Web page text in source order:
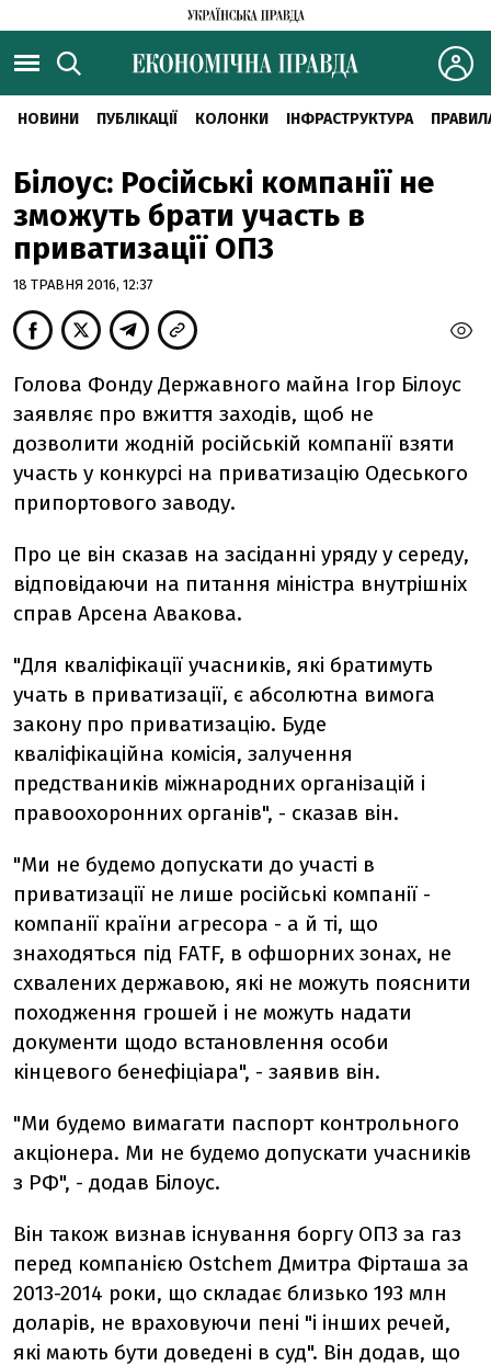
НОВИНИ ПУБЛІКАЦІЇ КОЛОНКИ ІНФРАСТРУКТУРА
Білоус: Російські компанії не
зможуть брати участь в
приватизації ОПЗ
18 ТРАВНЯ 2016, 12:37
Голова Фонду Державного майна Ігор Білоус
заявляє про вжиття заходів, щоб не
дозволити жодній російській компанії взяти
участь у конкурсі на приватизацію Одеського
припортового заводу.
Про це він сказав на засіданні уряду у середу,
відповідаючи на питання міністра внутрішніх
справ Арсена Авакова.
"Для кваліфікації учасників, які братимуть
учать в приватизації, є абсолютна вимога
закону про приватизацію. Буде
кваліфікаційна комісія, залучення
предстваників міжнародних організацій і
правоохоронних органів", - сказав він.
"Ми не будемо допускати до участі в
приватизації не лише російські компанії -
компанії країни агресора - а й ті, що
знаходяться під FATF, в офшорних зонах, не
схвалених державою, які не можуть пояснити
походження грошей і не можуть надати
документи щодо встановлення особи
кінцевого бенефіціара", - заявив він.
"Ми будемо вимагати паспорт контрольного
акціонера. Ми не будемо допускати учасників
з РФ", - додав Білоус.
Він також визнав існування боргу ОПЗ за газ
перед компанією Ostchem Дмитра Фірташа за
2013-2014 роки, що складає близько 193 млн
доларів, не враховуючи пені "і інших речей,
які мають бути доведені в суд". Він додав, що